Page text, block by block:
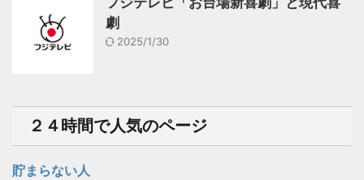
劇
2025/1/30
２４時間で人気のページ
貯まらない人